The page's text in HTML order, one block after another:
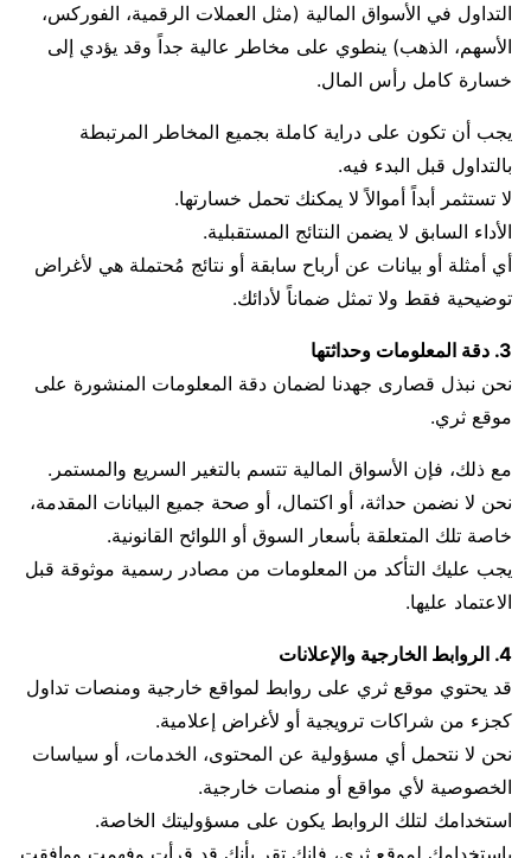
التداول في الأسواق المالية (مثل العملات الرقمية، الفوركس،
الأسهم، الذهب) ينطوي على مخاطر عالية جداً وقد يؤدي إلى
خسارة كامل رأس المال.
يجب أن تكون على دراية كاملة بجميع المخاطر المرتبطة
بالتداول قبل البدء فيه.
لا تستثمر أبداً أموالاً لا يمكنك تحمل خسارتها.
الأداء السابق لا يضمن النتائج المستقبلية.
أي أمثلة أو بيانات عن أرباح سابقة أو نتائج مُحتملة هي لأغراض
توضيحية فقط ولا تمثل ضماناً لأدائك.
3. دقة المعلومات وحداثتها
نحن نبذل قصارى جهدنا لضمان دقة المعلومات المنشورة على
موقع ثري.
مع ذلك، فإن الأسواق المالية تتسم بالتغير السريع والمستمر.
نحن لا نضمن حداثة، أو اكتمال، أو صحة جميع البيانات المقدمة،
خاصة تلك المتعلقة بأسعار السوق أو اللوائح القانونية.
يجب عليك التأكد من المعلومات من مصادر رسمية موثوقة قبل
الاعتماد عليها.
4. الروابط الخارجية والإعلانات
قد يحتوي موقع ثري على روابط لمواقع خارجية ومنصات تداول
كجزء من شراكات ترويجية أو لأغراض إعلامية.
نحن لا نتحمل أي مسؤولية عن المحتوى، الخدمات، أو سياسات
الخصوصية لأي مواقع أو منصات خارجية.
استخدامك لتلك الروابط يكون على مسؤوليتك الخاصة.
باستخدامك لموقع ثري، فإنك تقر بأنك قد قرأت وفهمت ووافقت